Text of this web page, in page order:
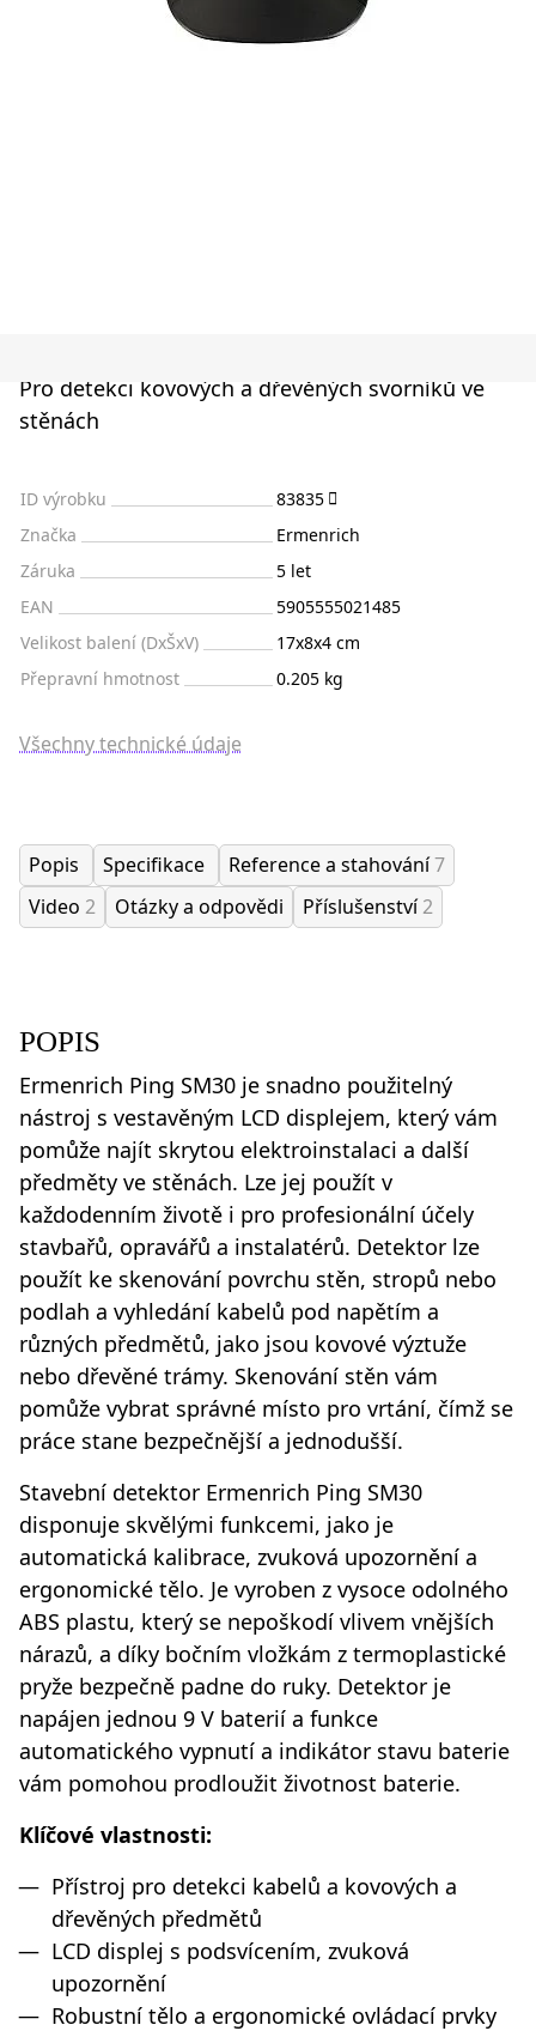
Pro detekci kovových a dřevěných svorníků ve
stěnách
ID výrobku
83835
Značka
Ermenrich
Záruka
5 let
EAN
5905555021485
Velikost balení (DxŠxV)
17x8x4 cm
Přepravní hmotnost
0.205 kg
Všechny technické údaje
Popis Specifikace Reference a stahování7
Video 2 Otázky a odpovědi Příslušenství2
POPIS
Ermenrich Ping SM30 je snadno použitelný
nástroj s vestavěným LCD displejem, který vám
pomůže najít skrytou elektroinstalaci a další
předměty ve stěnách. Lze jej použít v
každodenním životě i pro profesionální účely
stavbařů, opravářů a instalatérů. Detektor lze
použít ke skenování povrchu stěn, stropů nebo
podlah a vyhledání kabelů pod napětím a
různých předmětů, jako jsou kovové výztuže
nebo dřevěné trámy. Skenování stěn vám
pomůže vybrat správné místo pro vrtání, čímž se
práce stane bezpečnější a jednodušší.
Stavební detektor Ermenrich Ping SM30
disponuje skvělými funkcemi, jako je
automatická kalibrace, zvuková upozornění a
ergonomické tělo. Je vyroben z vysoce odolného
ABS plastu, který se nepoškodí vlivem vnějších
nárazů, a díky bočním vložkám z termoplastické
pryže bezpečně padne do ruky. Detektor je
napájen jednou 9 V baterií a funkce
automatického vypnutí a indikátor stavu baterie
vám pomohou prodloužit životnost baterie.
Klíčové vlastnosti:
Přístroj pro detekci kabelů a kovových a
dřevěných předmětů
LCD displej s podsvícením, zvuková
upozornění
Robustní tělo a ergonomické ovládací prvky